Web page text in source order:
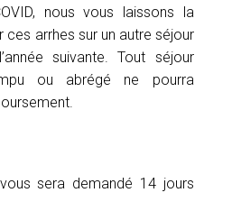
nous vous laissons la
arrhes sur un autre séjour
suivante. Tout séjour
ou abrégé ne pourra
sera demandé 14 jours